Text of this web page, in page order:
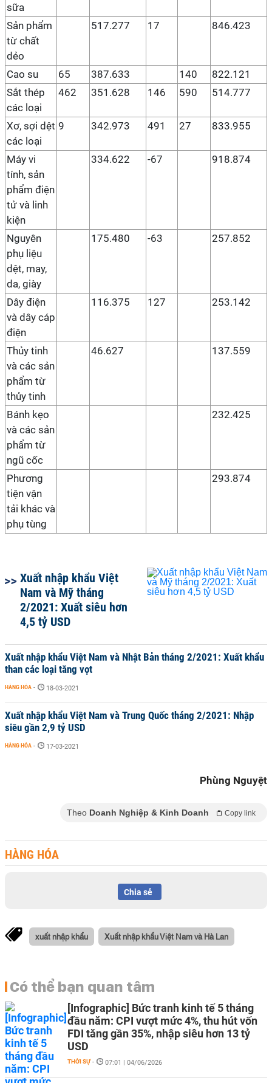
sữa
Sản phẩm
từ chất
dẻo
517.277 17 846.423
Cao su 65 387.633 140
822.121
Sắt thép
các loại
462 351.628 146 590 514.777
Xơ, sợi dệt
các loại
9 342.973 491 27 833.955
Máy vi
tính, sản
phẩm điện
tử và linh
kiện
334.622 -67 918.874
Nguyên
phụ liệu
dệt, may,
da, giày
175.480 -63 257.852
Dây điện
và dây cáp
điện
116.375 127 253.142
Thủy tinh
và các sản
phẩm từ
thủy tinh
46.627 137.559
Bánh kẹo
và các sản
phẩm từ
ngũ cốc
232.425
Phương
tiện vận
tải khác và
phụ tùng
293.874
Xuất nhập khẩu Việt
Nam và Mỹ tháng
2/2021: Xuất siêu hơn
4,5 tỷ USD
Xuất nhập khẩu Việt Nam và Nhật Bản tháng 2/2021: Xuất khẩu
than các loại tăng vọt
HÀNG HÓA - 18-03-2021
Xuất nhập khẩu Việt Nam và Trung Quốc tháng 2/2021: Nhập
siêu gần 2,9 tỷ USD
HÀNG HÓA - 17-03-2021
Phùng Nguyệt
Theo Doanh Nghiệp & Kinh Doanh Copy link
HÀNG HÓA
Chia sẻ
xuất nhập khẩu Xuất nhập khẩu Việt Nam và Hà Lan
Có thể bạn quan tâm
[Infographic] Bức tranh kinh tế 5 tháng
đầu năm: CPI vượt mức 4%, thu hút vốn
FDI tăng gần 35%, nhập siêu hơn 13 tỷ
USD
THỜI SỰ - 07:01 | 04/06/2026